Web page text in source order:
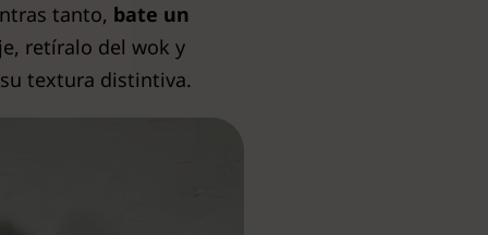
tanto, bate un
retíralo del wok y
textura distintiva.